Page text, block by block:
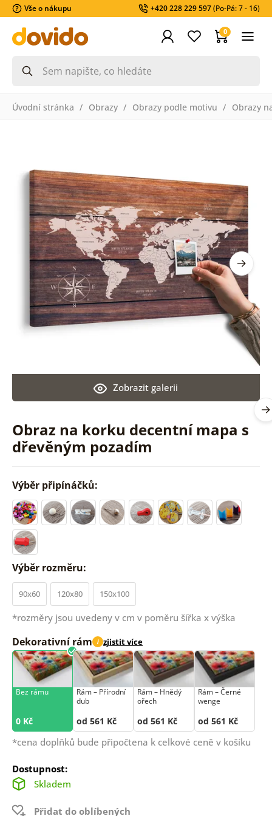
Vše o nákupu +420 228 229 597(Po-Pá: 7 - 16)
0
Úvodní stránka Obrazy Obrazy podle motivu Obrazy
Obraz na korku decentní mapa s
dřevěným pozadím
Zobrazit galerii
Výběr připínáčků:
Výběr rozměru:
90x60 120x80 150x100
*rozměry jsou uvedeny v cm v poměru šířka x výška
Dekorativní rám i zjistit více
Bez rámu
0 Kč
Rám –⁠⁠⁠⁠⁠⁠ Přírodní
dub
od 561 Kč
Rám –⁠⁠⁠⁠⁠⁠ Hnědý
ořech
od 561 Kč
Rám –⁠⁠⁠⁠⁠⁠ Černé
wenge
od 561 Kč
*cena doplňků bude připočtena k celkové ceně v košíku
Dostupnost:
Skladem
Přidat do oblíbených